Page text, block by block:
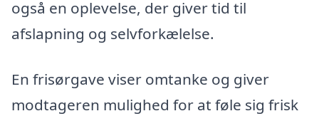
også en oplevelse, der giver tid til
afslapning og selvforkælelse.
En frisørgave viser omtanke og giver
modtageren mulighed for at føle sig frisk